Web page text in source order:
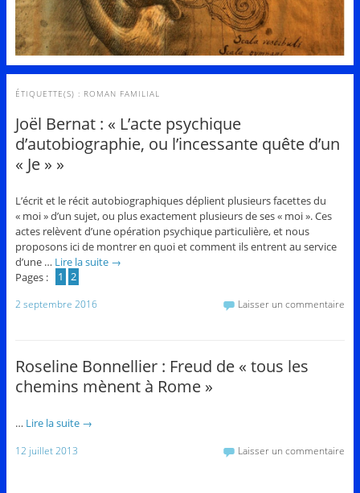
ÉTIQUETTE(S) : ROMAN FAMILIAL
Joël Bernat : « L’acte psychique
d’autobiographie, ou l’incessante quête d’un
« Je » »
L’écrit et le récit autobiographiques déplient plusieurs facettes du
« moi » d’un sujet, ou plus exactement plusieurs de ses « moi ». Ces
actes relèvent d’une opération psychique particulière, et nous
proposons ici de montrer en quoi et comment ils entrent au service
d’une … Lire la suite →
Pages :
1 2
2 septembre 2016 Laisser un commentaire
Roseline Bonnellier : Freud de « tous les
chemins mènent à Rome »
… Lire la suite →
12 juillet 2013 Laisser un commentaire